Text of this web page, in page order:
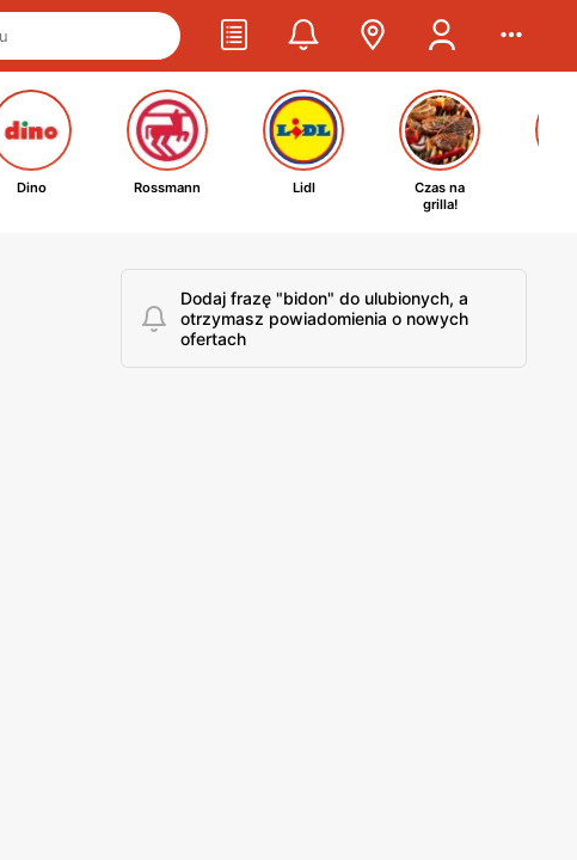
Dino Rossmann Lidl
Czas na
grilla!
Dodaj frazę "bidon" do ulubionych, a
otrzymasz powiadomienia o nowych
ofertach